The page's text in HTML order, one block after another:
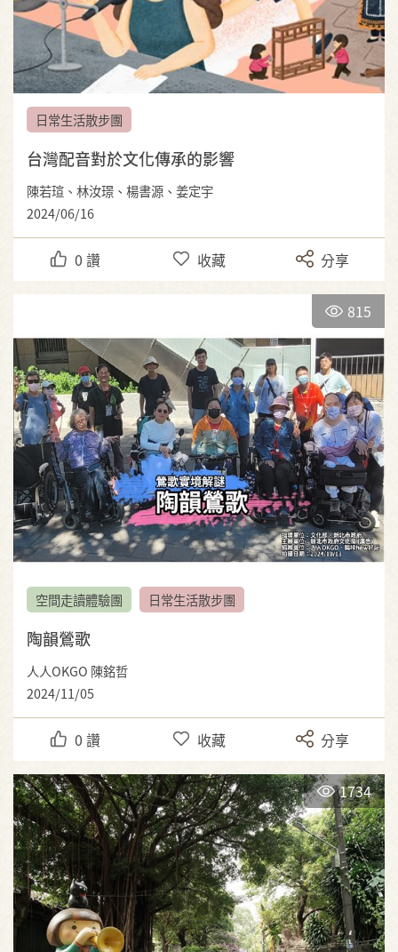
日常生活散步團
台灣配音對於文化傳承的影響
陳若瑄、林汝璟、楊書源、姜定宇
2024/06/16
0 讚 收藏 分享
815
空間走讀體驗團 日常生活散步團
陶韻鶯歌
人人OKGO 陳銘哲
2024/11/05
0 讚 收藏 分享
1734